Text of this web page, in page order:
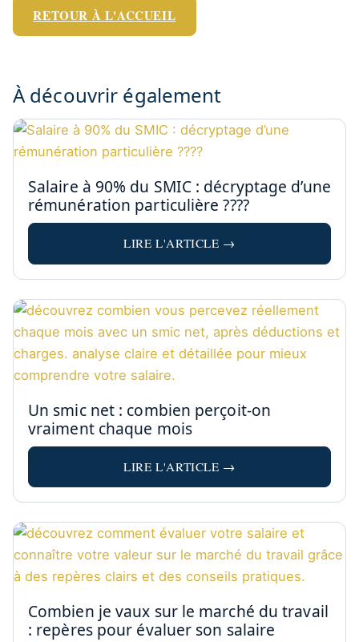
RETOUR À L'ACCUEIL
À découvrir également
Salaire à 90% du SMIC : décryptage d’une
rémunération particulière ????
LIRE L'ARTICLE →
Un smic net : combien perçoit-on
vraiment chaque mois
LIRE L'ARTICLE →
Combien je vaux sur le marché du travail
: repères pour évaluer son salaire